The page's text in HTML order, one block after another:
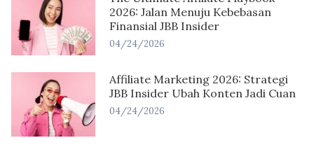
2026: Jalan Menuju Kebebasan
Finansial JBB Insider
04/24/2026
Affiliate Marketing 2026: Strategi
JBB Insider Ubah Konten Jadi Cuan
04/24/2026